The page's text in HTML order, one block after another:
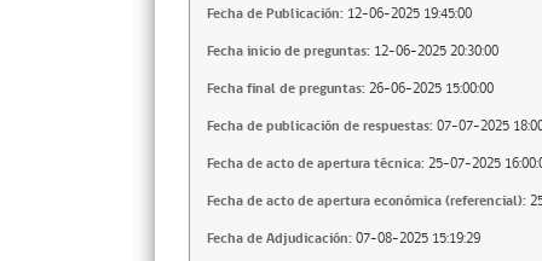
Fecha de Publicación: 12-06-2025 19:45:00
Fecha inicio de preguntas: 12-06-2025 20:30:00
Fecha final de preguntas: 26-06-2025 15:00:00
Fecha de publicación de respuestas: 07-07-2025
Fecha de acto de apertura técnica: 25-07-2025
Fecha de acto de apertura económica (referencial):
Fecha de Adjudicación: 07-08-2025 15:19:29